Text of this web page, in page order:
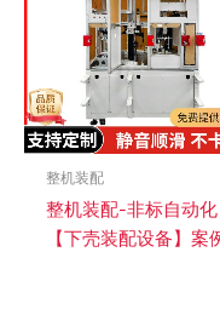
整机装配
整机装配-非标自动化
【下壳装配设备】案